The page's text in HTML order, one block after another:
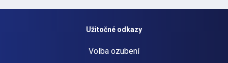
Užitočné odkazy
Volba ozubení